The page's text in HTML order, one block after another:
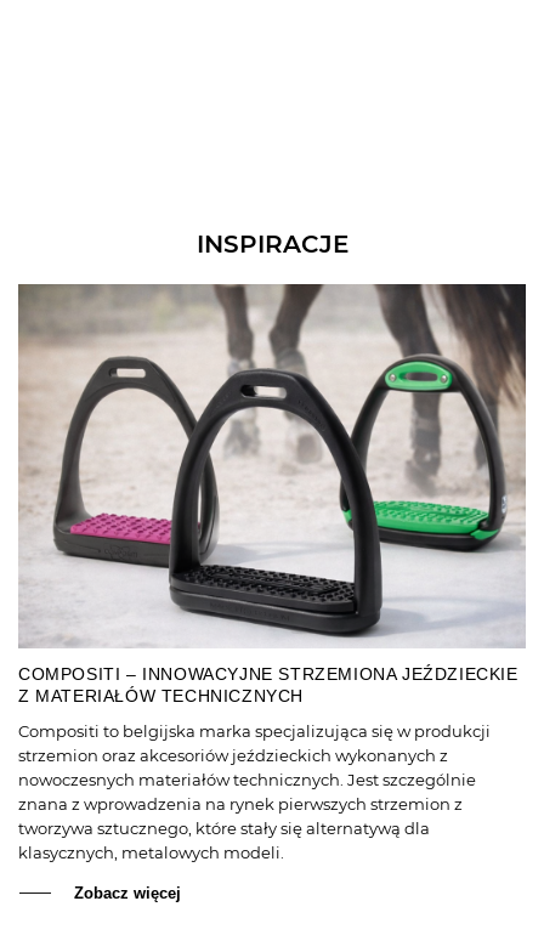
INSPIRACJE
COMPOSITI – INNOWACYJNE STRZEMIONA JEŹDZIECKIE
Z MATERIAŁÓW TECHNICZNYCH
Compositi to belgijska marka specjalizująca się w produkcji
strzemion oraz akcesoriów jeździeckich wykonanych z
nowoczesnych materiałów technicznych. Jest szczególnie
znana z wprowadzenia na rynek pierwszych strzemion z
tworzywa sztucznego, które stały się alternatywą dla
klasycznych, metalowych modeli.
Zobacz więcej